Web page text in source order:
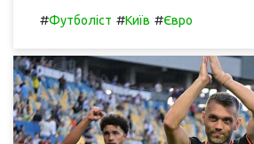
#Футболіст #Київ #Євро